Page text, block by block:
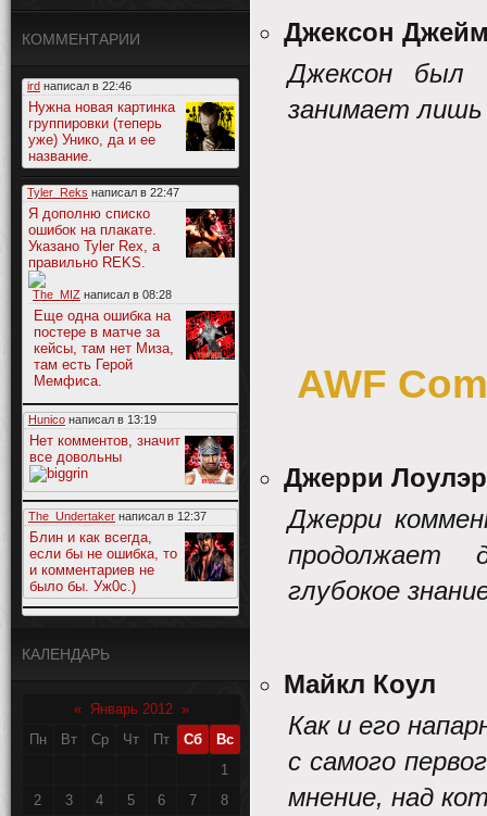
КОММЕНТАРИИ
ird написал в 22:46
Нужна новая картинка
группировки (теперь
уже) Унико, да и ее
название.
Tyler_Reks написал в 22:47
Я дополню списко
ошибок на плакате.
Указано Tyler Rex, а
правильно REKS.
The_MIZ написал в 08:28
Еще одна ошибка на
постере в матче за
кейсы, там нет Миза,
там есть Герой
Мемфиса.
Hunico написал в 13:19
Нет комментов, значит
все довольны
The_Undertaker написал в 12:37
Блин и как всегда,
если бы не ошибка, то
и комментариев не
было бы. Уж0с.)
КАЛЕНДАРЬ
« Январь 2012 »
Пн
Вт Ср Чт Пт Сб
Вс
1
2
3 4 5 6 7
8
Джексон
Джексон был
занимает
AWF
Джерри Лоулэр
Джерри
продолжает
глубокое
Майкл Коул
Как и его
с самого
мнение, над